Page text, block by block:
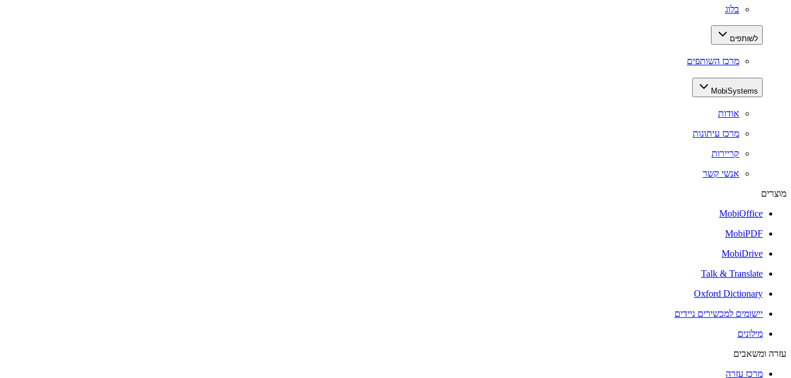
בלוג
לשותפים
מרכז השותפים
MobiSystems
אודות
מרכז עיתונות
קריירות
אנשי קשר
מוצרים
MobiOffice
MobiPDF
MobiDrive
Talk & Translate
Oxford Dictionary
יישומים למכשירים ניידים
מילונים
עזרה ומשאבים
מרכז עזרה